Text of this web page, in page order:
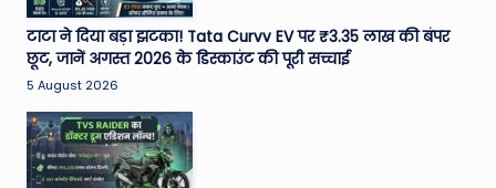
टाटा ने दिया बड़ा झटका! Tata Curvv EV पर ₹3.35 लाख की बंपर
छूट, जानें अगस्त 2026 के डिस्काउंट की पूरी सच्चाई
5 August 2026